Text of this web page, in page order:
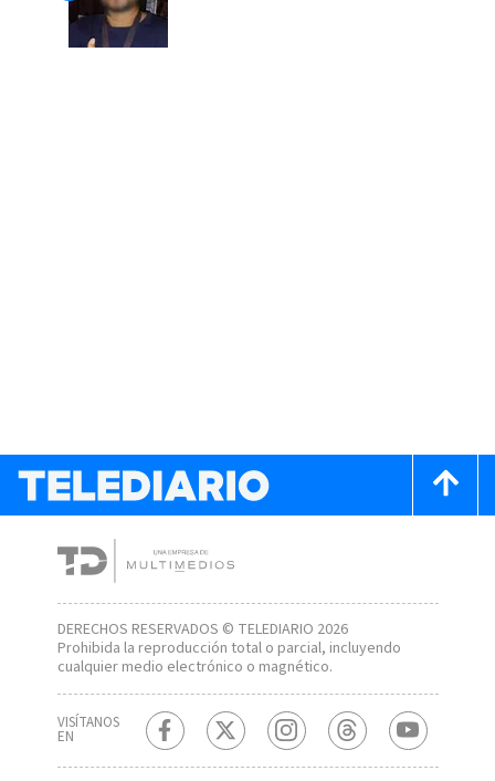
DERECHOS RESERVADOS © TELEDIARIO 2026
Prohibida la reproducción total o parcial, incluyendo
cualquier medio electrónico o magnético.
VISÍTANOS
EN